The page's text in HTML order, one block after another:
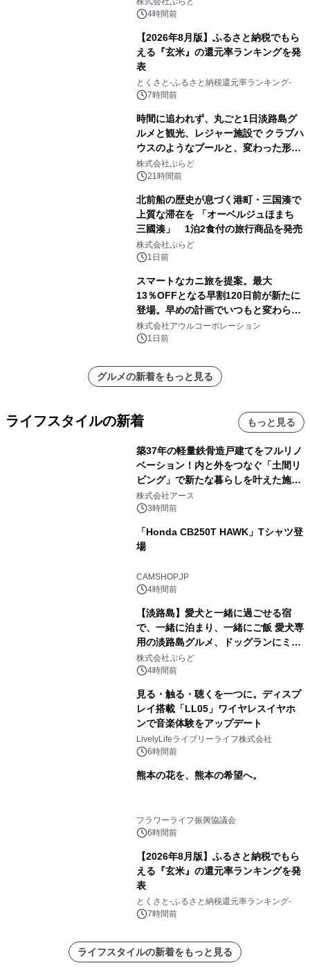
スの2施設で
4時間前
【2026年8月版】ふるさと納税でもら
える『玄米』の還元率ランキングを発
表
とくさと-ふるさと納税還元率ランキング-
7時間前
時間に追われず、丸ごと1日淡路島グ
ルメと観光、レジャー施設で クラブハ
ウスのようなプールと、変わった形の
サウナも 「THE BOXY AWAJI」のお
得な素泊まり連泊プランで
株式会社ぷらど
21時間前
北前船の歴史が息づく港町・三国湊で
上質な滞在を 「オーベルジュほまち
三國湊」 1泊2食付の旅行商品を発売
株式会社ぷらど
1日前
スマートなカニ旅を提案。最大
13％OFFとなる早割120日前が新たに
登場。早めの計画でいつもと変わらぬ
大人の冬旅を。ー夕日ヶ浦温泉「佳松
苑 別邸ふうか」ー
株式会社アウルコーポレーション
1日前
グルメの新着をもっと見る
ライフスタイルの新着 もっと見る
築37年の軽量鉄骨造戸建てをフルリノ
ベーション！内と外をつなぐ「土間リ
ビング」で新たな暮らしを叶えた施工
事例を株式会社アースが公開
株式会社アース
3時間前
「Honda CB250T HAWK」Tシャツ登
場
CAMSHOP.JP
4時間前
【淡路島】愛犬と一緒に過ごせる宿
で、一緒に泊まり、一緒にご飯 愛犬専
用の淡路島グルメ、ドッグランにミニ
プール グランピングとトレーラーハウ
スの2施設で
株式会社ぷらど
4時間前
見る・触る・聴くを一つに。ディスプ
レイ搭載「LL05」ワイヤレスイヤホ
ンで音楽体験をアップデート
LivelyLifeライブリーライフ株式会社
6時間前
熊本の花を、熊本の希望へ。
フラワーライフ振興協議会
6時間前
【2026年8月版】ふるさと納税でもら
える『玄米』の還元率ランキングを発
表
とくさと-ふるさと納税還元率ランキング-
7時間前
ライフスタイルの新着をもっと見る